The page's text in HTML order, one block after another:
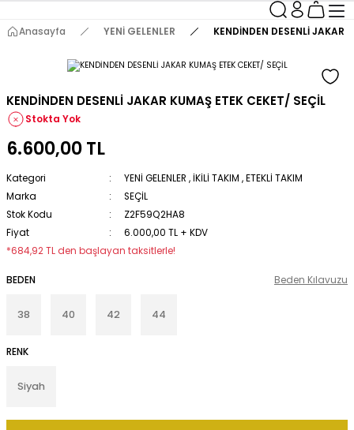
Anasayfa YENİ GELENLER KENDİNDEN DESENLİ JAKAR
KENDİNDEN DESENLİ JAKAR KUMAŞ ETEK CEKET/ SEÇİL
Stokta Yok
6.600,00 TL
Kategori YENİ GELENLER , İKİLİ TAKIM ,ETEKLİ TAKIM
Marka
SEÇİL
Stok Kodu
Z2F59Q2HA8
Fiyat
6.000,00 TL + KDV
*684,92 TL den başlayan taksitlerle!
BEDEN
38 40 42 44
RENK
Siyah
Beden Kılavuzu